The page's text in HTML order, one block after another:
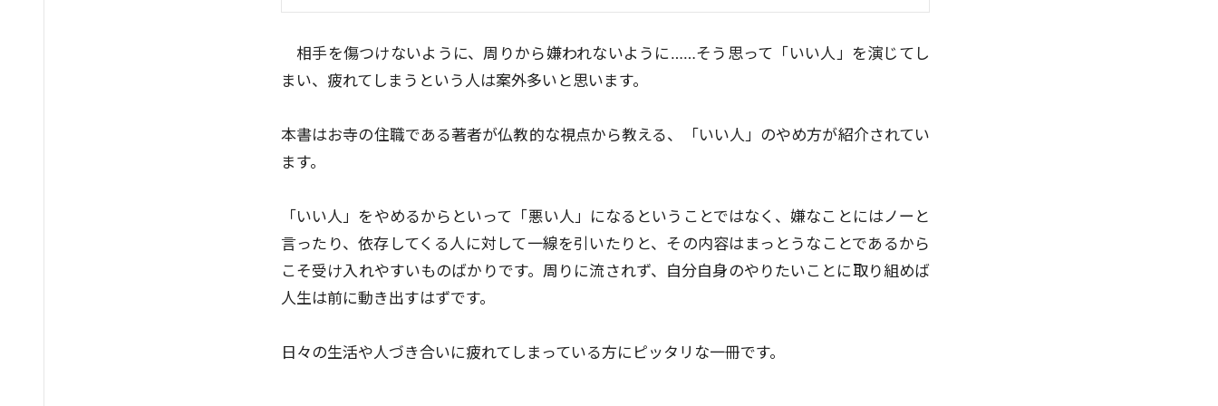
相手を傷つけないように、周りから嫌われないように……そう思って「いい人」を演じてし
まい、疲れてしまうという人は案外多いと思います。
本書はお寺の住職である著者が仏教的な視点から教える、「いい人」のやめ方が紹介されてい
ます。
「いい人」をやめるからといって「悪い人」になるということではなく、嫌なことにはノーと
言ったり、依存してくる人に対して一線を引いたりと、その内容はまっとうなことであるから
こそ受け入れやすいものばかりです。周りに流されず、自分自身のやりたいことに取り組めば
人生は前に動き出すはずです。
日々の生活や人づき合いに疲れてしまっている方にピッタリな一冊です。